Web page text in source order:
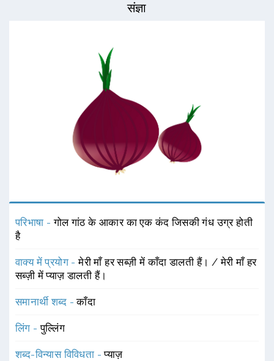
संज्ञा
परिभाषा -गोल गांठ के आकार का एक कंद जिसकी गंध उग्र होती
है
वाक्य में प्रयोग -मेरी माँ हर सब्ज़ी में काँदा डालती हैं। / मेरी माँ हर
सब्ज़ी में प्याज़ डालती हैं।
समानार्थी शब्द -काँदा
लिंग -पुल्लिंग
शब्द-विन्यास विविधता -प्याज़